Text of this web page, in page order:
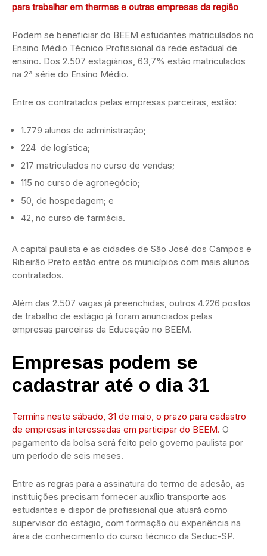
para trabalhar em thermas e outras empresas da região
Podem se beneficiar do BEEM estudantes matriculados no
Ensino Médio Técnico Profissional da rede estadual de
ensino. Dos 2.507 estagiários, 63,7% estão matriculados
na 2ª série do Ensino Médio.
Entre os contratados pelas empresas parceiras, estão:
1.779 alunos de administração;
224 de logística;
217 matriculados no curso de vendas;
115 no curso de agronegócio;
50, de hospedagem; e
42, no curso de farmácia.
A capital paulista e as cidades de São José dos Campos e
Ribeirão Preto estão entre os municípios com mais alunos
contratados.
Além das 2.507 vagas já preenchidas, outros 4.226 postos
de trabalho de estágio já foram anunciados pelas
empresas parceiras da Educação no BEEM.
Empresas podem se
cadastrar até o dia 31
Termina neste sábado, 31 de maio, o prazo para cadastro
de empresas interessadas em participar do BEEM. O
pagamento da bolsa será feito pelo governo paulista por
um período de seis meses.
Entre as regras para a assinatura do termo de adesão, as
instituições precisam fornecer auxílio transporte aos
estudantes e dispor de profissional que atuará como
supervisor do estágio, com formação ou experiência na
área de conhecimento do curso técnico da Seduc-SP.